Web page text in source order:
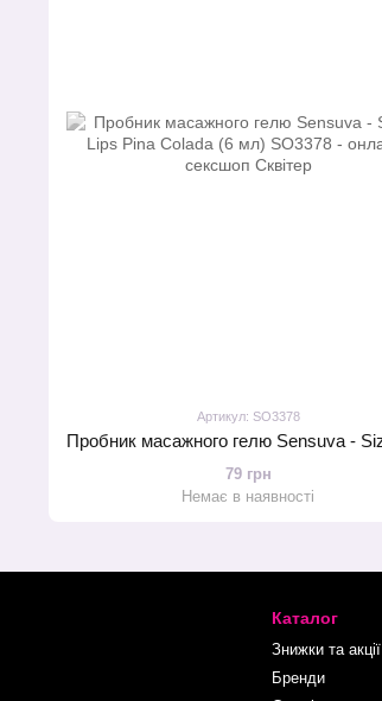
Артикул: SO3378
79 грн
Немає в наявності
Каталог
Знижки та акції
Бренди